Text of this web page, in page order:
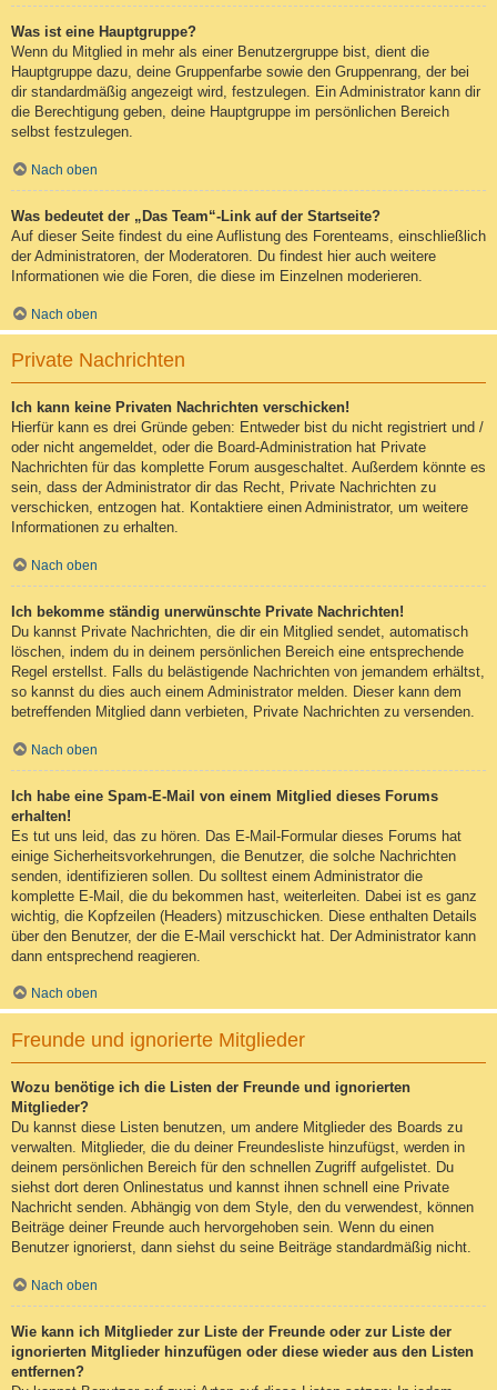
Was ist eine Hauptgruppe?
Wenn du Mitglied in mehr als einer Benutzergruppe bist, dient die
Hauptgruppe dazu, deine Gruppenfarbe sowie den Gruppenrang, der bei
dir standardmäßig angezeigt wird, festzulegen. Ein Administrator kann dir
die Berechtigung geben, deine Hauptgruppe im persönlichen Bereich
selbst festzulegen.
Nach oben
Was bedeutet der „Das Team“-Link auf der Startseite?
Auf dieser Seite findest du eine Auflistung des Forenteams, einschließlich
der Administratoren, der Moderatoren. Du findest hier auch weitere
Informationen wie die Foren, die diese im Einzelnen moderieren.
Nach oben
Private Nachrichten
Ich kann keine Privaten Nachrichten verschicken!
Hierfür kann es drei Gründe geben: Entweder bist du nicht registriert und /
oder nicht angemeldet, oder die Board-Administration hat Private
Nachrichten für das komplette Forum ausgeschaltet. Außerdem könnte es
sein, dass der Administrator dir das Recht, Private Nachrichten zu
verschicken, entzogen hat. Kontaktiere einen Administrator, um weitere
Informationen zu erhalten.
Nach oben
Ich bekomme ständig unerwünschte Private Nachrichten!
Du kannst Private Nachrichten, die dir ein Mitglied sendet, automatisch
löschen, indem du in deinem persönlichen Bereich eine entsprechende
Regel erstellst. Falls du belästigende Nachrichten von jemandem erhältst,
so kannst du dies auch einem Administrator melden. Dieser kann dem
betreffenden Mitglied dann verbieten, Private Nachrichten zu versenden.
Nach oben
Ich habe eine Spam-E-Mail von einem Mitglied dieses Forums
erhalten!
Es tut uns leid, das zu hören. Das E-Mail-Formular dieses Forums hat
einige Sicherheitsvorkehrungen, die Benutzer, die solche Nachrichten
senden, identifizieren sollen. Du solltest einem Administrator die
komplette E-Mail, die du bekommen hast, weiterleiten. Dabei ist es ganz
wichtig, die Kopfzeilen (Headers) mitzuschicken. Diese enthalten Details
über den Benutzer, der die E-Mail verschickt hat. Der Administrator kann
dann entsprechend reagieren.
Nach oben
Freunde und ignorierte Mitglieder
Wozu benötige ich die Listen der Freunde und ignorierten
Mitglieder?
Du kannst diese Listen benutzen, um andere Mitglieder des Boards zu
verwalten. Mitglieder, die du deiner Freundesliste hinzufügst, werden in
deinem persönlichen Bereich für den schnellen Zugriff aufgelistet. Du
siehst dort deren Onlinestatus und kannst ihnen schnell eine Private
Nachricht senden. Abhängig von dem Style, den du verwendest, können
Beiträge deiner Freunde auch hervorgehoben sein. Wenn du einen
Benutzer ignorierst, dann siehst du seine Beiträge standardmäßig nicht.
Nach oben
Wie kann ich Mitglieder zur Liste der Freunde oder zur Liste der
ignorierten Mitglieder hinzufügen oder diese wieder aus den Listen
entfernen?